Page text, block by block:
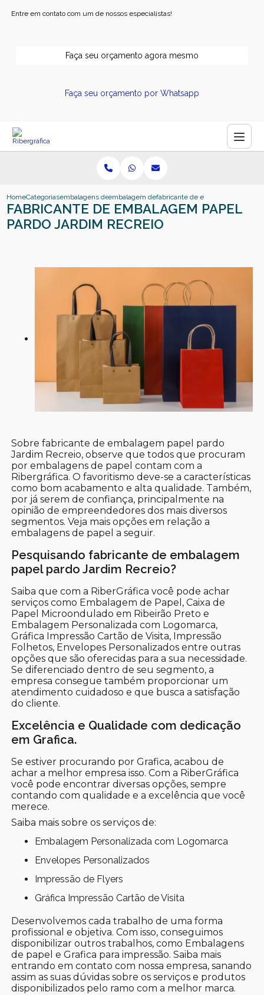
Entre em contato com um de nossos especialistas!
Faça seu orçamento agora mesmo
Faça seu orçamento por Whatsapp
HomeCategoriasembalagens de papelembalagem de papel ribeirao preto
fabricante de embalagem papel
FABRICANTE DE EMBALAGEM PAPEL
PARDO JARDIM RECREIO
Sobre fabricante de embalagem papel pardo
Jardim Recreio, observe que todos que procuram
por embalagens de papel contam com a
Ribergráfica. O favoritismo deve-se a características
como bom acabamento e alta qualidade. Também,
por já serem de confiança, principalmente na
opinião de empreendedores dos mais diversos
segmentos. Veja mais opções em relação a
embalagens de papel a seguir.
Pesquisando fabricante de embalagem
papel pardo Jardim Recreio?
Saiba que com a RiberGráfica você pode achar
serviços como Embalagem de Papel, Caixa de
Papel Microondulado em Ribeirão Preto e
Embalagem Personalizada com Logomarca,
Gráfica Impressão Cartão de Visita, Impressão
Folhetos, Envelopes Personalizados entre outras
opções que são oferecidas para a sua necessidade.
Se diferenciado dentro de seu segmento, a
empresa consegue também proporcionar um
atendimento cuidadoso e que busca a satisfação
do cliente.
Excelência e Qualidade com dedicação
em Grafica.
Se estiver procurando por Grafica, acabou de
achar a melhor empresa isso. Com a RiberGráfica
você pode encontrar diversas opções, sempre
contando com qualidade e a excelência que você
merece.
Saiba mais sobre os serviços de:
Embalagem Personalizada com Logomarca
Envelopes Personalizados
Impressão de Flyers
Gráfica Impressão Cartão de Visita
Desenvolvemos cada trabalho de uma forma
profissional e objetiva. Com isso, conseguimos
disponibilizar outros trabalhos, como Embalagens
de papel e Grafica para impressão. Saiba mais
entrando em contato com nossa empresa, sanando
assim as suas dúvidas sobre os serviços e produtos
disponibilizados pelo ramo com a melhor marca.